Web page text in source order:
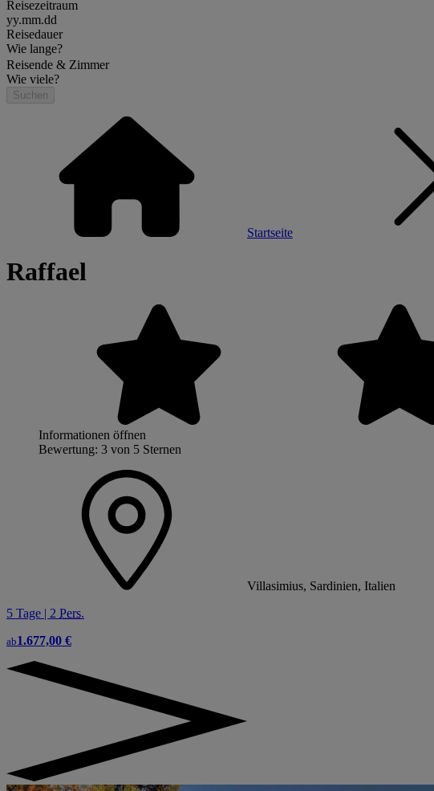
Reisezeitraum
yy.mm.dd
Reisedauer
Wie lange?
Reisende & Zimmer
Wie viele?
Suchen
Startseite
Raffael
Informationen öffnen
Bewertung: 3 von 5 Sternen
Villasimius, Sardinien, Italien
5 Tage | 2 Pers.
ab1.677,00 €